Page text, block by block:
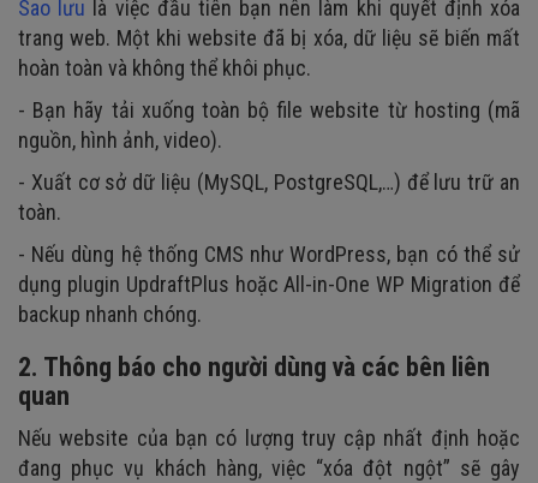
Sao lưu là việc đầu tiên bạn nên làm khi quyết định xóa
trang web. Một khi website đã bị xóa, dữ liệu sẽ biến mất
hoàn toàn và không thể khôi phục.
- Bạn hãy tải xuống toàn bộ file website từ hosting (mã
nguồn, hình ảnh, video).
- Xuất cơ sở dữ liệu (MySQL, PostgreSQL,…) để lưu trữ an
toàn.
- Nếu dùng hệ thống CMS như WordPress, bạn có thể sử
dụng plugin UpdraftPlus hoặc All-in-One WP Migration để
backup nhanh chóng.
2. Thông báo cho người dùng và các bên liên
quan
Nếu website của bạn có lượng truy cập nhất định hoặc
đang phục vụ khách hàng, việc “xóa đột ngột” sẽ gây